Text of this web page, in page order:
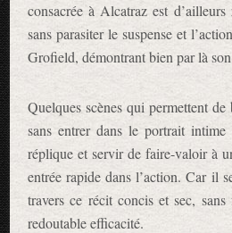
consacrée à Alcatraz est
sans parasiter le suspense et
Grofield, démontrant bien par là
Quelques scènes qui permettent
sans entrer dans le portrait
réplique et servir de faire-valoir à
entrée rapide dans l’action. Car il
travers ce récit concis et sec,
redoutable efficacité.